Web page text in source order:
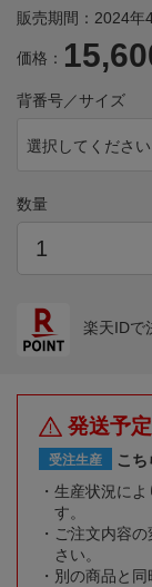
販売期間：2024
価格：
背番号／サイズ
選択してください
数量
楽天IDで
発送予
受注生産
こち
生産状況によ
す。
ご注文内容
さい。
別の商品と